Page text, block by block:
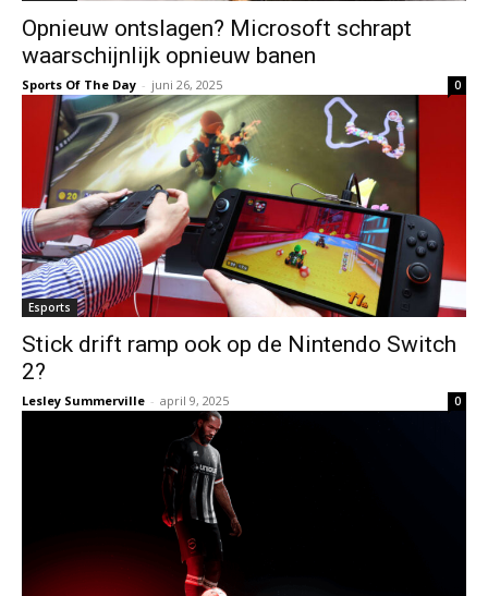
Opnieuw ontslagen? Microsoft schrapt
waarschijnlijk opnieuw banen
Sports Of The Day - juni 26, 2025 0
Esports
Stick drift ramp ook op de Nintendo Switch
2?
Lesley Summerville - april 9, 2025 0